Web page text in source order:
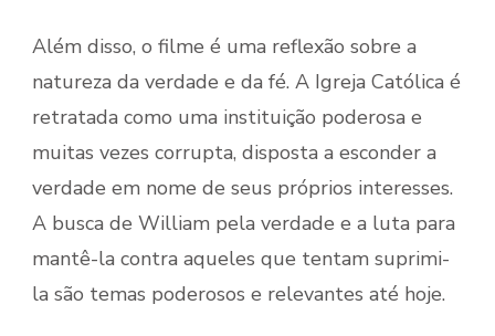
Além disso, o filme é uma reflexão sobre a
natureza da verdade e da fé. A Igreja Católica é
retratada como uma instituição poderosa e
muitas vezes corrupta, disposta a esconder a
verdade em nome de seus próprios interesses.
A busca de William pela verdade e a luta para
mantê-la contra aqueles que tentam suprimi-
la são temas poderosos e relevantes até hoje.